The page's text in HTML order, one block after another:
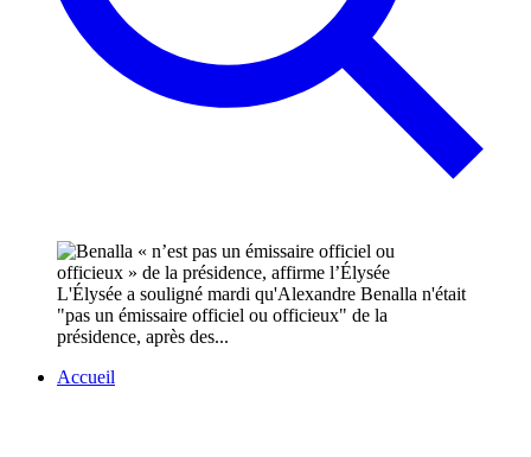
L'Élysée a souligné mardi qu'Alexandre Benalla n'était
"pas un émissaire officiel ou officieux" de la
présidence, après des...
Accueil